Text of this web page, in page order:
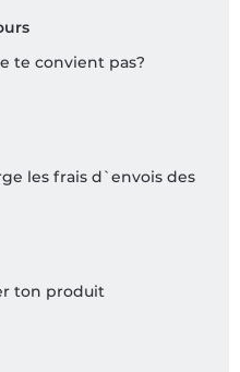
te convient pas?
les frais d`envois des
ton produit